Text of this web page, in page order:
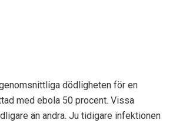
dödligheten för en
med ebola 50 procent. Vissa
än andra. Ju tidigare infektionen